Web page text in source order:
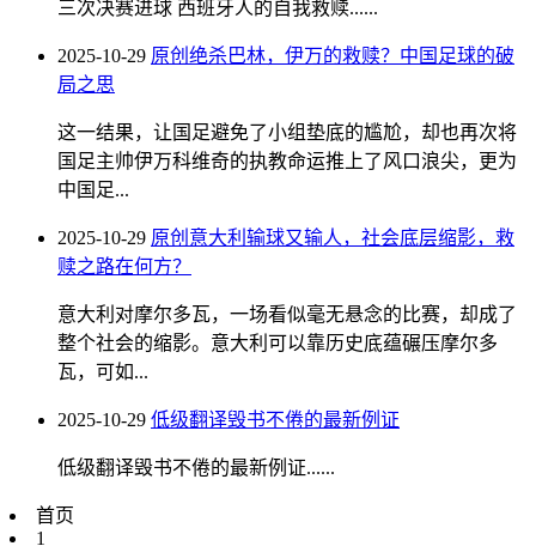
三次决赛进球 西班牙人的自我救赎......
2025-10-29 原创绝杀巴林，伊万的救赎？中国足球的破
局之思
这一结果，让国足避免了小组垫底的尴尬，却也再次将
国足主帅伊万科维奇的执教命运推上了风口浪尖，更为
中国足...
2025-10-29 原创意大利输球又输人，社会底层缩影，救
赎之路在何方？
意大利对摩尔多瓦，一场看似毫无悬念的比赛，却成了
整个社会的缩影。意大利可以靠历史底蕴碾压摩尔多
瓦，可如...
2025-10-29 低级翻译毁书不倦的最新例证
低级翻译毁书不倦的最新例证......
首页
1